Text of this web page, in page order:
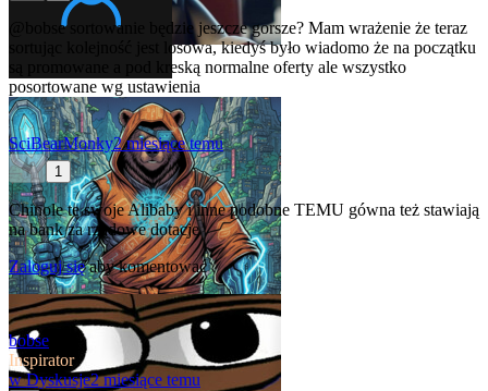
@bobsesortowanie będzie jeszcze gorsze? Mam wrażenie że teraz
sortując kolejność jest losowa, kiedyś było wiadomo że na początku
są promowane a pod kreską normalne oferty ale wszystko
posortowane wg ustawienia
SciBearMonky2 miesiące temu
1
Chinole te swoje Alibaby i inne podobne TEMU gówna też stawiają
na bank za rządowe dotacje
Zaloguj sięaby komentować
bobse
Inspirator
w Dyskusje2 miesiące temu